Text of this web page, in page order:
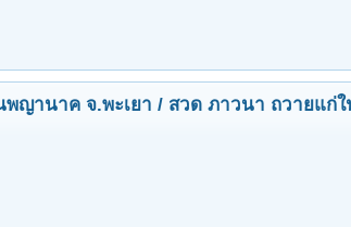
พญานาค จ.พะเยา / สวด ภาวนา ถวายแก่